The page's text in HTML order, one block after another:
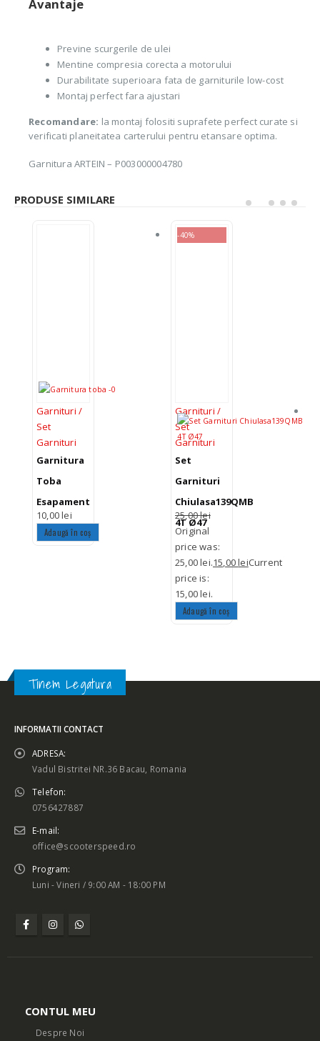
Avantaje
Previne scurgerile de ulei
Mentine compresia corecta a motorului
Durabilitate superioara fata de garniturile low-cost
Montaj perfect fara ajustari
Recomandare: la montaj folositi suprafete perfect curate si
verificati planeitatea carterului pentru etansare optima.
Garnitura ARTEIN – P003000004780
PRODUSE SIMILARE
Garnituri /
Set
Garnituri
Garnitura
Toba
Esapament
10,00lei
Adaugă în coș
-40%
Garnituri /
Set
Garnituri
Set
Garnituri
Chiulasa139QMB
4T Ø47
25,00lei
Original
price was:
25,00 lei.15,00leiCurrent
price is:
15,00 lei.
Adaugă în coș
Tinem Legatura
INFORMATII CONTACT
ADRESA:
Vadul Bistritei NR.36 Bacau, Romania
Telefon:
0756427887
E-mail:
office@scooterspeed.ro
Program:
Luni - Vineri / 9:00 AM - 18:00 PM
CONTUL MEU
Despre Noi